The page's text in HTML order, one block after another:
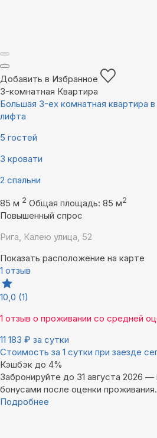
Добавить в Избранное
3-комнатная Квартира
Большая 3-ех комнатная квартира
лифта
5 гостей
3 кровати
2 спальни
85 м 2 Общая площадь: 85 м2
Повышенный спрос
Рига, Калею улица, 52
Показать расположение на карте
1 отзыв
10,0 (1)
1 отзыв о проживании со средней
11 183 ₽ за сутки
Стоимость за 1 сутки при заезде
Кэшбэк до 4%
Забронируйте до 31 августа 2026
бонусами после оценки проживания.
Подробнее